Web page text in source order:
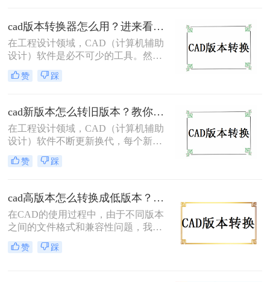
cad版本怎么转换的实用方法。
cad版本转换器怎么用？进来看看这个方法！
在工程设计领域，CAD（计算机辅助
设计）软件是必不可少的工具。然
而，由于不同版本之间的兼容性问
题，我们有时需要将CAD文件从高版
版本转换器怎么用。
赞 踩
cad新版本怎么转旧版本？教你3招轻松搞定！
在工程设计领域，CAD（计算机辅助
设计）软件不断更新换代，每个新版
本都可能带来新的功能和改进。然
而，有时您可能需要将CAD文件从新
版软件的同事或合作伙伴的兼容性。
本文将介绍cad新版本怎么转旧版本的
方法。
赞 踩
cad高版本怎么转换成低版本？这三个转换方法非常简单！
在CAD的使用过程中，由于不同版本
之间的文件格式和兼容性问题，我们
有时需要将高版本的CAD文件转换为
低版本。这样可以使低版本的设备或
赞 踩